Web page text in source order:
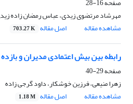
صفحه16-28
مهرشاد مرتضوی زیدی، عباس رمضان زاده
مشاهده مقاله
اصل مقاله 703.27 K
رابطه بین بیش اعتمادی مدیران و
صفحه29-40
زهرا منیعی، فرزین خوشکار، داود گرجی زاده
مشاهده مقاله
اصل مقاله 1.18 M